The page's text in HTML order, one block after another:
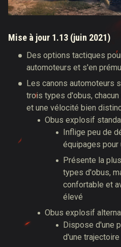
Mise à jour 1.13 (juin 2021)
Des options tactiques
automoteurs et s'en
Les canons automoteurs
trois types d'obus,
et une vélocité bien
Obus explosif
Inflige peu de
équipages pour
Présente la
types d'obus,
confortable et
élevé
Obus explosif
Dispose d'une
d'une